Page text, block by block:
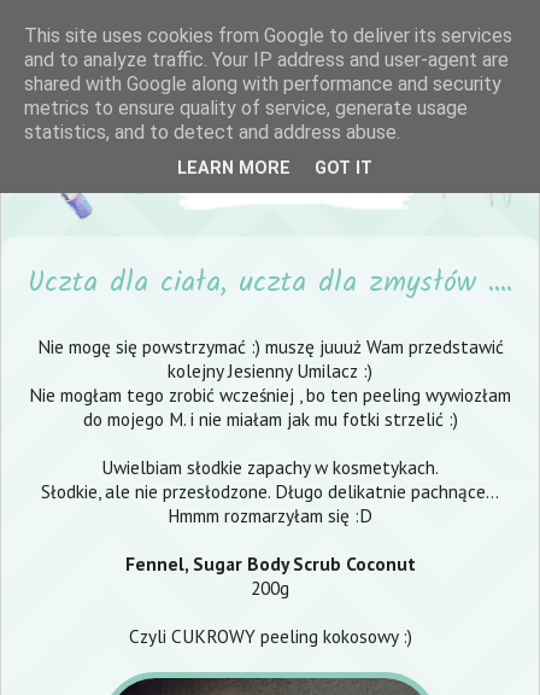
Uczta dla ciała, uczta dla zmysłów ....
Nie mogę się powstrzymać :) muszę juuuż Wam przedstawić
kolejny Jesienny Umilacz :)
Nie mogłam tego zrobić wcześniej , bo ten peeling wywiozłam
do mojego M. i nie miałam jak mu fotki strzelić :)
Uwielbiam słodkie zapachy w kosmetykach.
Słodkie, ale nie przesłodzone. Długo delikatnie pachnące...
Hmmm rozmarzyłam się :D
Fennel, Sugar Body Scrub Coconut
200g
Czyli CUKROWY peeling kokosowy :)
This site uses cookies from Google to deliver its services
and to analyze traffic. Your IP address and user-agent are
shared with Google along with performance and security
metrics to ensure quality of service, generate usage
statistics, and to detect and address abuse.
LEARN MORE GOT IT